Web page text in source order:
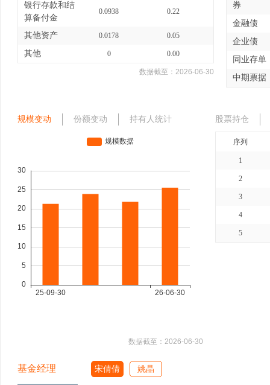
银行存款和结
算备付金
0.0938 0.22
其他资产 0.0178 0.05
其他 0 0.00
数据截至： 2026-06-30
券
金融债
企业债
同业存单
中期票据
规模变动 份额变动 持有人统计
数据截至： 2026-06-30
股票持仓
序列
1
2
3
4
5
基金经理 宋倩倩 姚晶